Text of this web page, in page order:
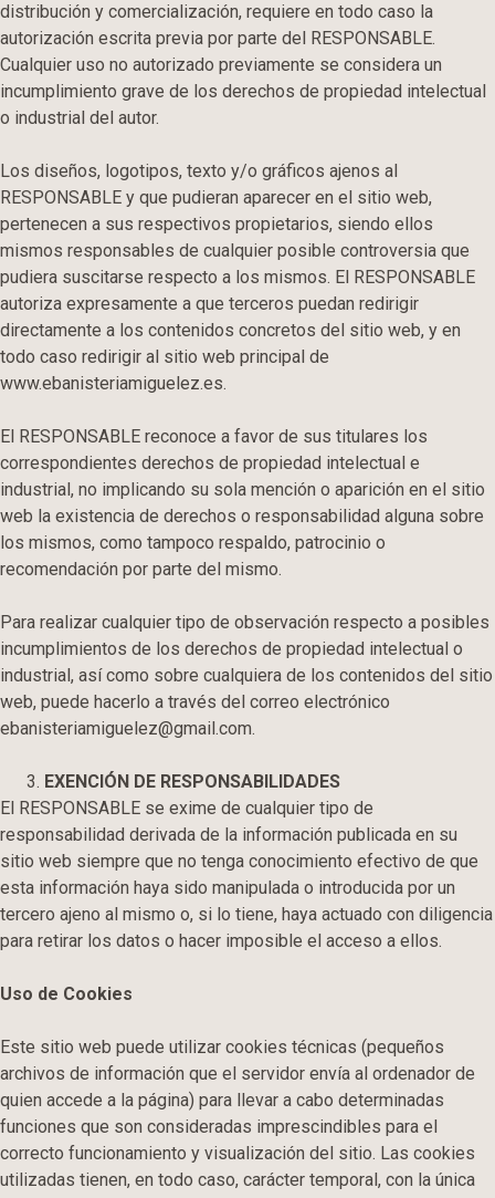
distribución y comercialización, requiere en todo caso la
autorización escrita previa por parte del RESPONSABLE.
Cualquier uso no autorizado previamente se considera un
incumplimiento grave de los derechos de propiedad intelectual
o industrial del autor.
Los diseños, logotipos, texto y/o gráficos ajenos al
RESPONSABLE y que pudieran aparecer en el sitio web,
pertenecen a sus respectivos propietarios, siendo ellos
mismos responsables de cualquier posible controversia que
pudiera suscitarse respecto a los mismos. El RESPONSABLE
autoriza expresamente a que terceros puedan redirigir
directamente a los contenidos concretos del sitio web, y en
todo caso redirigir al sitio web principal de
www.ebanisteriamiguelez.es.
El RESPONSABLE reconoce a favor de sus titulares los
correspondientes derechos de propiedad intelectual e
industrial, no implicando su sola mención o aparición en el sitio
web la existencia de derechos o responsabilidad alguna sobre
los mismos, como tampoco respaldo, patrocinio o
recomendación por parte del mismo.
Para realizar cualquier tipo de observación respecto a posibles
incumplimientos de los derechos de propiedad intelectual o
industrial, así como sobre cualquiera de los contenidos del sitio
web, puede hacerlo a través del correo electrónico
ebanisteriamiguelez@gmail.com.
EXENCIÓN DE RESPONSABILIDADES
El RESPONSABLE se exime de cualquier tipo de
responsabilidad derivada de la información publicada en su
sitio web siempre que no tenga conocimiento efectivo de que
esta información haya sido manipulada o introducida por un
tercero ajeno al mismo o, si lo tiene, haya actuado con diligencia
para retirar los datos o hacer imposible el acceso a ellos.
Uso de Cookies
Este sitio web puede utilizar cookies técnicas (pequeños
archivos de información que el servidor envía al ordenador de
quien accede a la página) para llevar a cabo determinadas
funciones que son consideradas imprescindibles para el
correcto funcionamiento y visualización del sitio. Las cookies
utilizadas tienen, en todo caso, carácter temporal, con la única